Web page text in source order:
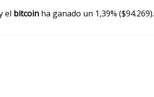
el bitcoin ha ganado un 1,39% ($94.269).